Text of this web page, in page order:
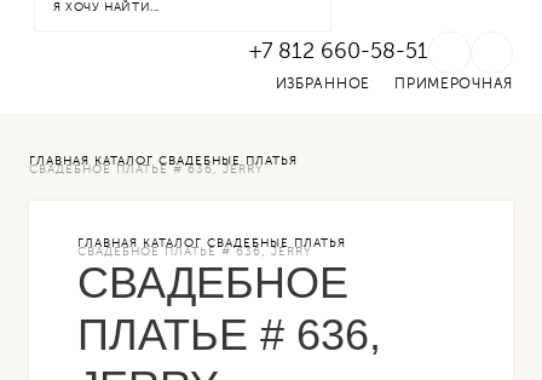
+7 812 660-58-51
ИЗБРАННОЕ ПРИМЕРОЧНАЯ
ГЛАВНАЯ КАТАЛОГ СВАДЕБНЫЕ ПЛАТЬЯ
СВАДЕБНОЕ ПЛАТЬЕ # 636, JERRY
ГЛАВНАЯ КАТАЛОГ СВАДЕБНЫЕ ПЛАТЬЯ
СВАДЕБНОЕ ПЛАТЬЕ # 636, JERRY
СВАДЕБНОЕ
ПЛАТЬЕ # 636,
SALE